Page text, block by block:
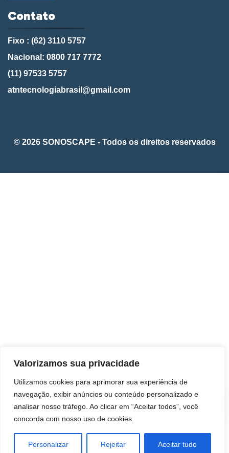
Valorizamos sua privacidade
Utilizamos cookies para aprimorar sua experiência de
navegação, exibir anúncios ou conteúdo personalizado e
analisar nosso tráfego. Ao clicar em “Aceitar todos”, você
concorda com nosso uso de cookies.
Personalizar Rejeitar Aceitar tudo
Contato
Fixo : (62) 3110 5757
Nacional: 0800 717 7772
(11) 97533 5757
atntecnologiabrasil@gmail.com
© 2026 SONOSCAPE - Todos os direitos reservados